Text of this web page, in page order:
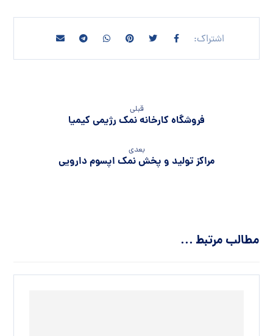
قبلی
فروشگاه کارخانه نمک رژیمی کیمیا
بعدی
مراکز تولید و پخش نمک اپسوم دارویی
مطالب مرتبط ...